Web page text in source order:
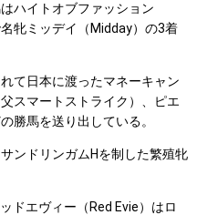
ハイトオブファッション
牝ミッデイ（Midday）の3着
て日本に渡ったマネーキャン
スマートストライク）、ピエ
勝馬を送り出している。
ンドリンガムHを制した繁殖牝
ドエヴィー（Red Evie）はロ